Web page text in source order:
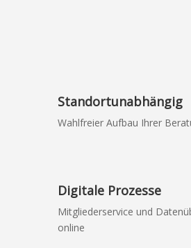
Standortunabhängig
Wahlfreier Aufbau Ihrer
Digitale Prozesse
Mitgliederservice und
online